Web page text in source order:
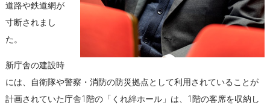
道路や鉄道網が
寸断されまし
た。
新庁舎の建設時
には、自衛隊や警察・消防の防災拠点として利用されていることが
計画されていた庁舎1階の「くれ絆ホール」は、1階の客席を収納し